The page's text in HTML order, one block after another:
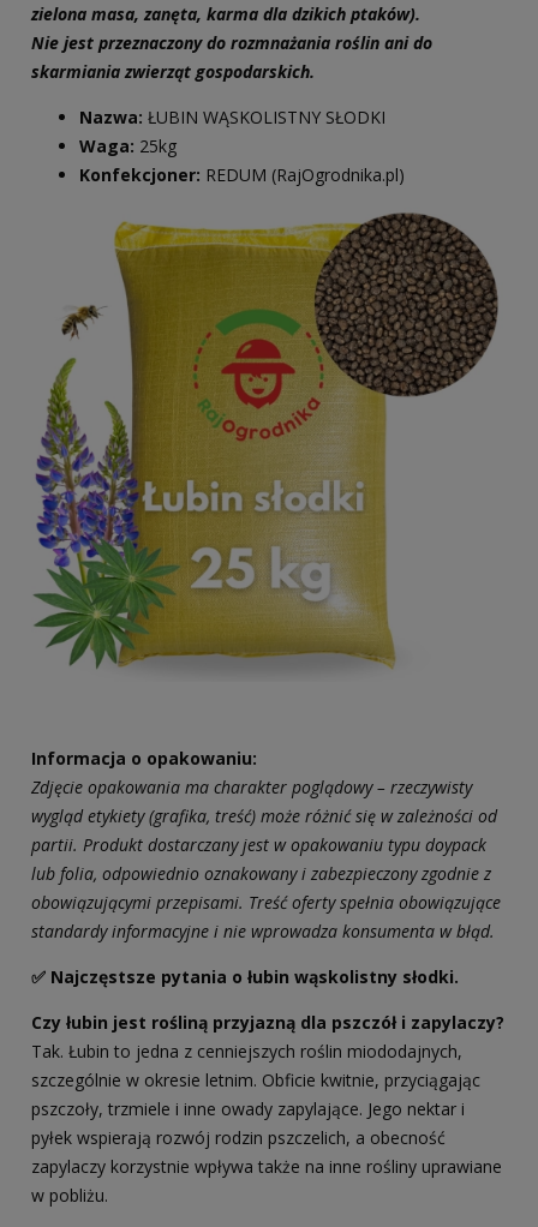
zielona masa, zanęta, karma dla dzikich ptaków).
Nie jest przeznaczony do rozmnażania roślin ani do
skarmiania zwierząt gospodarskich.
Nazwa: ŁUBIN WĄSKOLISTNY SŁODKI
Waga: 25kg
Konfekcjoner: REDUM (RajOgrodnika.pl)
Informacja o opakowaniu:
Zdjęcie opakowania ma charakter poglądowy – rzeczywisty
wygląd etykiety (grafika, treść) może różnić się w zależności od
partii. Produkt dostarczany jest w opakowaniu typu doypack
lub folia, odpowiednio oznakowany i zabezpieczony zgodnie z
obowiązującymi przepisami. Treść oferty spełnia obowiązujące
standardy informacyjne i nie wprowadza konsumenta w błąd.
✅ Najczęstsze pytania o łubin wąskolistny słodki.
Czy łubin jest rośliną przyjazną dla pszczół i zapylaczy?
Tak. Łubin to jedna z cenniejszych roślin miododajnych,
szczególnie w okresie letnim. Obficie kwitnie, przyciągając
pszczoły, trzmiele i inne owady zapylające. Jego nektar i
pyłek wspierają rozwój rodzin pszczelich, a obecność
zapylaczy korzystnie wpływa także na inne rośliny uprawiane
w pobliżu.